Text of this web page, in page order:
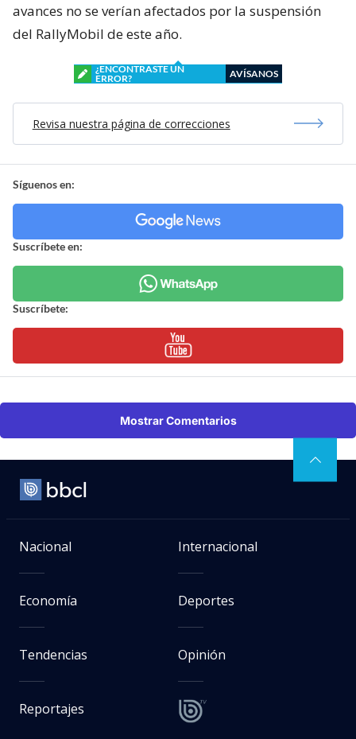
avances no se verían afectados por la suspensión
del RallyMobil de este año.
¿ENCONTRASTE UN
ERROR?
AVÍSANOS
Revisa nuestra página de correcciones
Síguenos en:
Suscríbete en:
Suscríbete:
Mostrar Comentarios
Nacional Internacional
Economía Deportes
Tendencias Opinión
Reportajes